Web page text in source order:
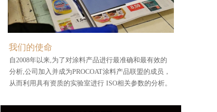
我们的使命
自2008年以来,为了对涂料产品进行最准确和最有效的
分析,公司加入并成为PROCOAT涂料产品联盟的成员，
从而利用具有资质的实验室进行 ISO相关参数的分析。